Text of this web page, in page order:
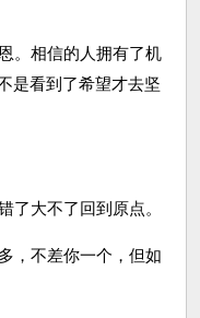
。相信的人拥有了机
是看到了希望才去坚
大不了回到原点。
，不差你一个，但如